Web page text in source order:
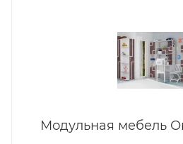
Модульная мебель